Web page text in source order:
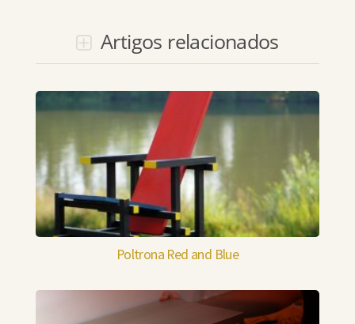
Artigos relacionados
Poltrona Red and Blue